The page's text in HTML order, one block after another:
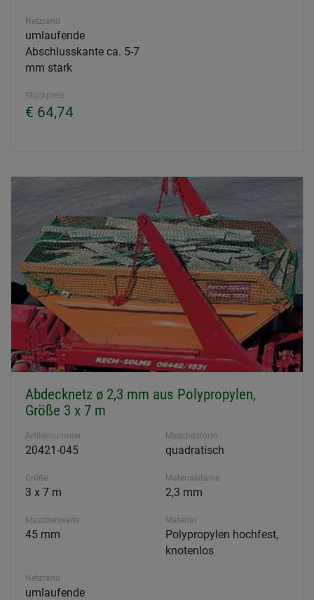
Netzrand
umlaufende
Abschlusskante ca. 5-7
mm stark
Stückpreis
€ 64,74
Abdecknetz ø 2,3 mm aus Polypropylen,
Größe 3 x 7 m
Artikelnummer
20421-045
Maschenform
quadratisch
Größe
3 x 7 m
Materialstärke
2,3 mm
Maschenweite
45 mm
Material
Polypropylen hochfest,
knotenlos
Netzrand
umlaufende